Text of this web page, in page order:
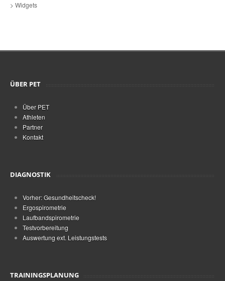
> Widgets
ÜBER PET
Über PET
Athleten
Partner
Kontakt
DIAGNOSTIK
Vorher: Gesundheitscheck!
Ergospirometrie
Laufbandspirometrie
Testvorbereitung
Auswertung ext. Leistungstests
TRAININGSPLANUNG